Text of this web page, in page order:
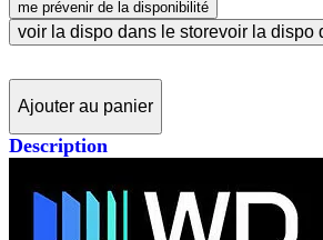
me prévenir de la disponibilité
voir la dispo dans le storevoir la dispo
Ajouter au panier
Description